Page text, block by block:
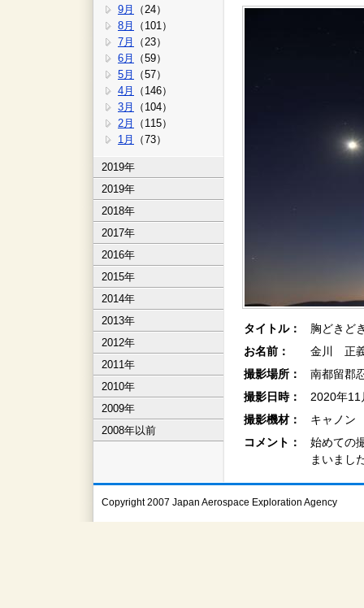
9月
（24）
8月
（101）
7月
（23）
6月
（59）
5月
（57）
4月
（146）
3月
（104）
2月
（115）
1月
（73）
2019年
2019年
2018年
2017年
2016年
2015年
2014年
2013年
2012年
2011年
2010年
2009年
2008年以前
タイトル：
胸どきど
お名前：
金川 正
撮影場所：
南都留郡
撮影日時：
2020年
撮影機材：
キャノ
コメント：
始めての
まいまし
Copyright 2007 Japan Aerospace Exploration Agency